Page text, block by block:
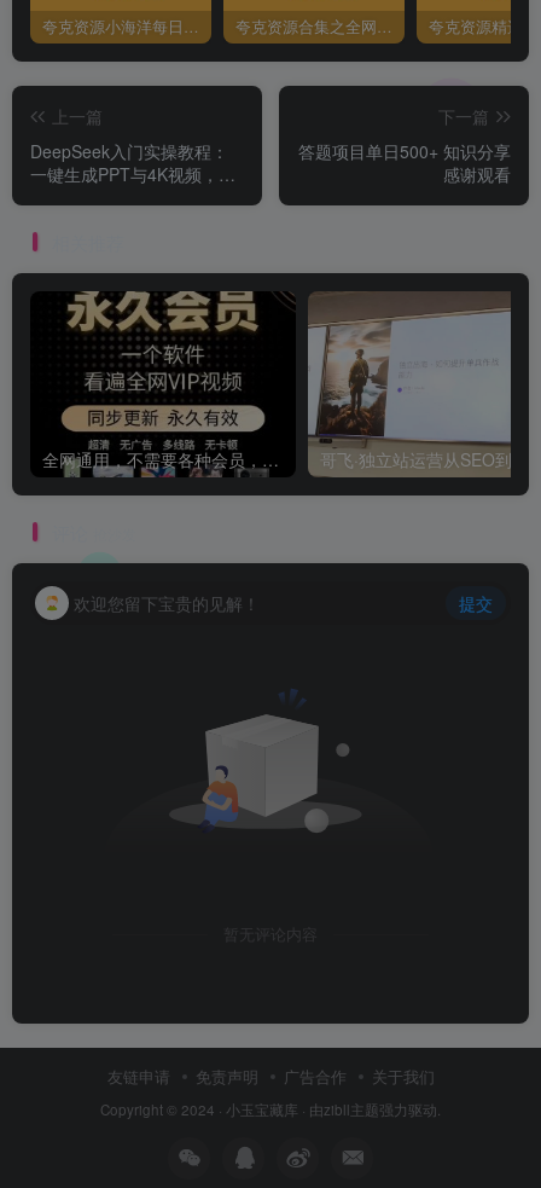
夸克资源小海洋每日更新资源大汇总（持续更新） 夸克资源合集之全网影视 夸克资源精选
上一篇
DeepSeek入门实操教程：
一键生成PPT与4K视频，快
下一篇
答题项目单日500+ 知识分享
感谢观看
全网通用，不需要各种会员，再也不缺电影看！！
欢迎您留下宝贵的见解！ 提交
暂无评论内容
友链申请 免责声明 广告合作 关于我们
Copyright © 2024 · 小玉宝藏库 · 由zibll主题强力驱动.